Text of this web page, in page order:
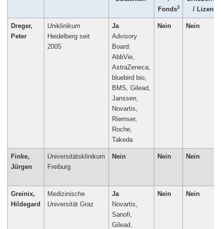
Fonds3
/ Lizenz
Dreger,
Peter
Uniklinikum
Heidelberg seit
2005
Ja
Advisory
Board:
AbbVie,
AstraZeneca,
bluebird bio,
BMS, Gilead,
Janssen,
Novartis,
Riemser,
Roche,
Takeda
Nein Nein
Finke,
Jürgen
Universitätsklinikum
Freiburg
Nein Nein Nein
Greinix,
Hildegard
Medizinische
Universität Graz
Ja
Novartis,
Sanofi,
Gilead,
Nein Nein